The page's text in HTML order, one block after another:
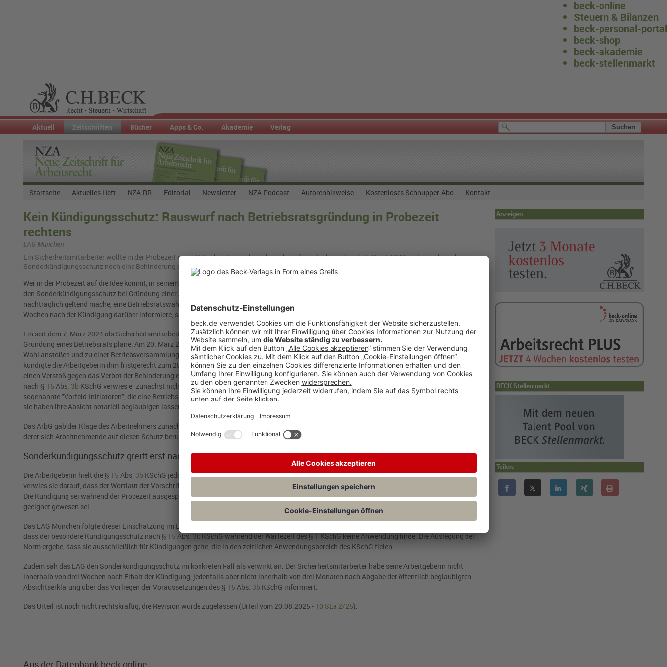
beck-online
Steuern & Bilanzen
beck-personal-portal
beck-shop
beck-akademie
beck-stellenmarkt
Aktuell Zeitschriften Bücher Apps & Co. Akademie Verlag
Startseite Aktuelles Heft NZA-RR Editorial Newsletter NZA-Podcast Autorenhinweise Kostenloses Schnupper-Abo Kontakt
Kein Kündigungsschutz: Rauswurf nach Betriebsratsgründung in Probezeit
rechtens
LAG München
Ein Si­cher­heits­mit­ar­bei­ter woll­te in der Pro­be­zeit einen Be­triebs­rat grün­den – kurz dar­auf wurde ihm ge­kün­digt. Das LAG Mün­chen sah weder einen
Son­der­kün­di­gungs­schutz noch eine Be­hin­de­rung der Wahl­vor­be­rei­tung.
Wer in der Probezeit auf die Idee kommt, in seinem Unternehmen einen Betriebsrat zu gründen und dann seinen Hut nehmen muss, kann sich nicht auf
den Sonderkündigungsschutz bei Gründung einer Arbeitnehmervertretung berufen. Das hat das
nachträglich geltend mache, eine Betriebsratswahl vorbereitet zu haben, verliere diesen Schutz, wenn er den Arbeitgeber nicht innerhalb weniger
Wochen nach der Kündigung darüber informiere, so das Gericht (Urteil vom 20.08.2025 –
Ein seit dem 7. März 2024 als Sicherheitsmitarbeiter angestellter Mann hatte nach nur sechs Tagen im Job notariell beglaubigen lassen, dass er die
Gründung eines Betriebsrats plane. Am 20. März 2024 teilte er seiner Arbeitgeberin per E-Mail mit, dass er – sollte kein Betriebsrat existieren – dessen
Wahl anstoßen und zu einer Betriebsversammlung einladen wolle. Gleichzeitig bat er um ein Verzeichnis der Wahlberechtigten. Einen Tag später
kündigte die Arbeitgeberin ihm fristgerecht zum 28. März 2024. Der Mann erhob daraufhin eine Kündigungsschutzklage und berief sich zuerst auf
einen Verstoß gegen das Verbot der Behinderung einer Betriebsratswahl nach §20Abs.1BetrVG. Auf den Sonderkündigungsschutz
nach § 15 Abs. 3b KSchG verwies er zunächst nicht – diesen machte er erstmals mit Schriftsatz vom 15. Oktober 2024 geltend. Die Vorschrift schützt
sogenannte "Vorfeld-Initiatoren", die eine Betriebsratswahl vorbereiten, bereits vor der offiziellen Einladung zur Wahlversammlung – vorausgesetzt,
sie haben ihre Absicht notariell beglaubigen lassen.
Das ArbG gab der Klage des Arbeitnehmers zunächst statt, da es die Voraussetzungen des §
derer sich Arbeitnehmende auf diesen Schutz berufen müssten, enthalte das Gesetz nicht.
Sonderkündigungsschutz greift erst nach sechs Monaten
Die Arbeitgeberin hielt die § 15 Abs. 3b KSchG jedoch für nicht anwendbar, wenn die Kündigung noch innerhalb der Probezeit erfolge. Zur Begründung
verwies sie darauf, dass der Wortlaut der Vorschrift nur Kündigungen aus Gründen "in der Person oder in dem Verhalten des Arbeitnehmers" erfasse.
Die Kündigung sei während der Probezeit ausgesprochen worden, weil der Mann aus ihrer Sicht für die Tätigkeit als Sicherheitsmitarbeiter nicht
geeignet gewesen sei.
Das LAG München folgte dieser Einschätzung im Ergebnis und hob die Entscheidung der Vorinstanz auf. Die Richterinnen und Richter stellten klar,
dass der besondere Kündigungsschutz nach § 15 Abs. 3b KSchG während der Wartezeit des § 1 KSchG keine Anwendung finde. Die Auslegung der
Norm ergebe, dass sie ausschließlich für Kündigungen gelte, die in den zeitlichen Anwendungsbereich des KSchG fielen.
Zudem sah das LAG den Sonderkündigungsschutz im konkreten Fall als verwirkt an. Der Sicherheitsmitarbeiter habe seine Arbeitgeberin nicht
innerhalb von drei Wochen nach Erhalt der Kündigung, jedenfalls aber nicht innerhalb von drei Monaten nach Abgabe der öffentlich beglaubigten
Absichtserklärung über das Vorliegen der Voraussetzungen des § 15 Abs. 3b KSchG informiert.
Das Urteil ist noch nicht rechtskräftig, die Revision wurde zugelassen (Urteil vom 20.08.2025 - 10 SLa 2/25).
Aus der Datenbank beck-online
Anzeigen:
BECK Stellenmarkt
Teilen: